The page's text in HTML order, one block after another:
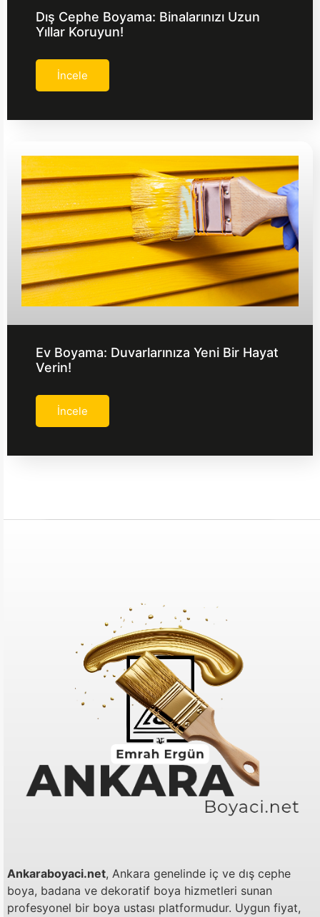
Dış Cephe Boyama: Binalarınızı Uzun
Yıllar Koruyun!
İncele
Ev Boyama: Duvarlarınıza Yeni Bir Hayat
Verin!
İncele
Ankaraboyaci.net, Ankara genelinde iç ve dış cephe
boya, badana ve dekoratif boya hizmetleri sunan
profesyonel bir boya ustası platformudur. Uygun fiyat,